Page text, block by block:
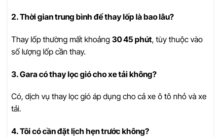
2. Thời gian trung bình để thay lốp là bao lâu?
Thay lốp thường mất khoảng 30 45 phút, tùy thuộc vào
số lượng lốp cần thay.
3. Gara có thay lọc gió cho xe tải không?
Có, dịch vụ thay lọc gió áp dụng cho cả xe ô tô nhỏ và xe
tải.
4. Tôi có cần đặt lịch hẹn trước không?